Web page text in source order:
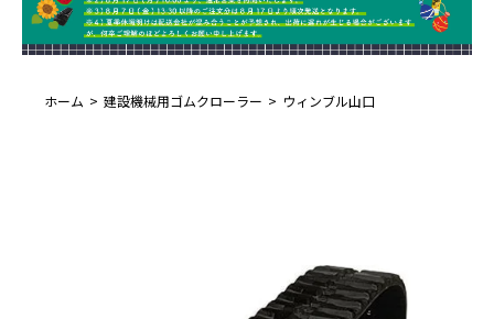
ホーム 建設機械用ゴムクローラー ウィンブル山口